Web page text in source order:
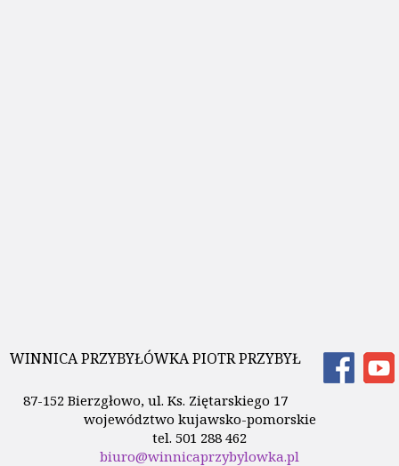
WINNICA PRZYBYŁÓWKA PIOTR PRZYBYŁ
87-152 Bierzgłowo, ul. Ks. Ziętarskiego 17
województwo kujawsko-pomorskie
tel. 501 288 462
biuro@winnicaprzybylowka.pl